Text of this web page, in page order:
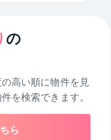
の
高い順に物件を 見
を検索できます。
ら